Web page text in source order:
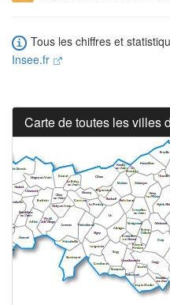
Tous les chiffres et
Insee.fr
Carte de toutes les villes